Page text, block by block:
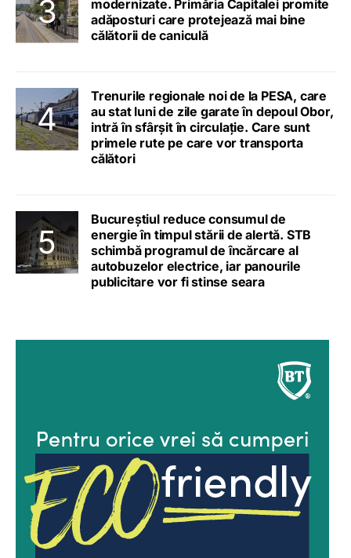
modernizate. Primăria Capitalei promite
adăposturi care protejează mai bine
călătorii de caniculă
Trenurile regionale noi de la PESA, care
au stat luni de zile garate în depoul Obor,
intră în sfârșit în circulație. Care sunt
primele rute pe care vor transporta
călători
Bucureștiul reduce consumul de
energie în timpul stării de alertă. STB
schimbă programul de încărcare al
autobuzelor electrice, iar panourile
publicitare vor fi stinse seara